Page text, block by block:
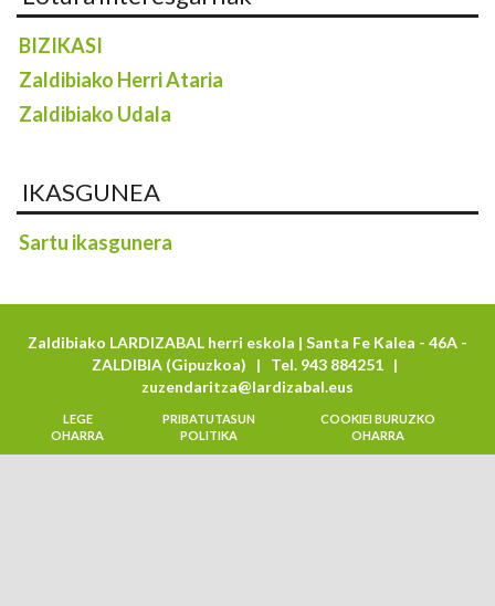
BIZIKASI
Zaldibiako Herri Ataria
Zaldibiako Udala
IKASGUNEA
Sartu ikasgunera
Zaldibiako LARDIZABAL herri eskola | Santa Fe Kalea - 46A -
ZALDIBIA (Gipuzkoa) | Tel. 943 884251 |
zuzendaritza@lardizabal.eus
LEGE
OHARRA
PRIBATUTASUN
POLITIKA
COOKIEI BURUZKO
OHARRA